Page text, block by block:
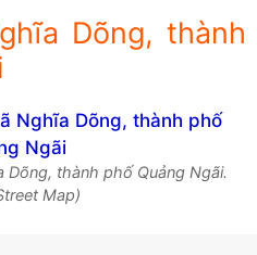
Dõng, thành
thành phố Quảng Ngãi.
Map)